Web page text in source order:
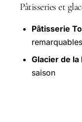
Pâtisseries et
Pâtisserie
remarquables
Glacier de la
saison